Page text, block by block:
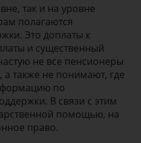
так и на уровне
полагаются
Это доплаты к
и существенный
не все пенсионеры
также не понимают, где
по
В связи с этим
помощью, на
право.